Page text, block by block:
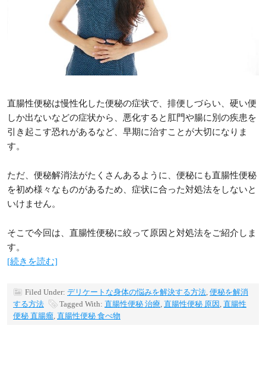
直腸性便秘は慢性化した便秘の症状で、排便しづらい、硬い便
しか出ないなどの症状から、悪化すると肛門や腸に別の疾患を
引き起こす恐れがあるなど、早期に治すことが大切になりま
す。
ただ、便秘解消法がたくさんあるように、便秘にも直腸性便秘
を初め様々なものがあるため、症状に合った対処法をしないと
いけません。
そこで今回は、直腸性便秘に絞って原因と対処法をご紹介しま
す。
[続きを読む]
Filed Under: デリケートな身体の悩みを解決する方法 便秘を解消
する方法
Tagged With: 直腸性便秘 治療 直腸性便秘 原因 直腸性
便秘 直腸瘤 直腸性便秘 食べ物